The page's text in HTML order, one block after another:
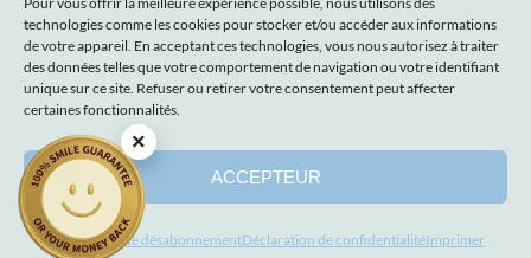
technologies comme les cookies pour stocker et/ou accéder aux informations
de votre appareil. En acceptant ces technologies, vous nous autorisez à traiter
des données telles que votre comportement de navigation ou votre identifiant
unique sur ce site. Refuser ou retirer votre consentement peut affecter
certaines fonctionnalités.
ACCEPTEUR
Préférences de désabonnementDéclaration de confidentialitéImprimer
À propos de MIBOOKO
Avis de non‑responsabilitéImprimerTermes et conditions
Politique de confidentialitéDéclaration de confidentialité
© 2026 MIBOOKO | Tous droits réservés.
×